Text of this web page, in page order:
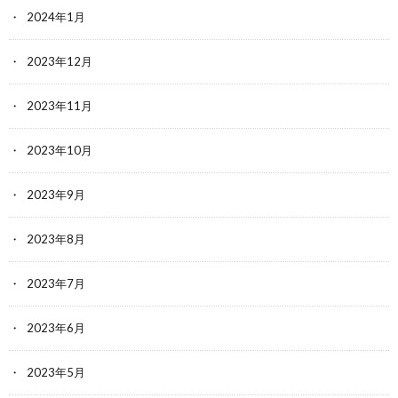
2024年1月
2023年12月
2023年11月
2023年10月
2023年9月
2023年8月
2023年7月
2023年6月
2023年5月